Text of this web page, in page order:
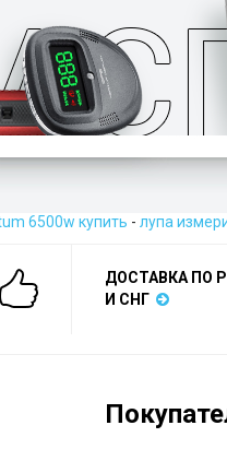
6500w купить - лупа
ДОСТАВКА ПО
И СНГ